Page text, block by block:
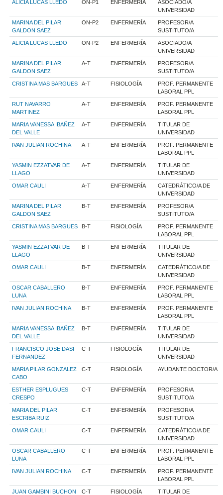
ALICIA LUCAS LLEDO ON-P1 ENFERMERÍA
ASOCIADO/A
UNIVERSIDAD
MARINA DEL PILAR
GALDON SAEZ
ON-P2 ENFERMERÍA
PROFESOR/A
SUSTITUTO/A
ALICIA LUCAS LLEDO ON-P2 ENFERMERÍA
ASOCIADO/A
UNIVERSIDAD
MARINA DEL PILAR
GALDON SAEZ
A-T ENFERMERÍA
PROFESOR/A
SUSTITUTO/A
CRISTINA MAS BARGUES A-T FISIOLOGÍA
PROF. PERMANENTE
LABORAL PPL
RUT NAVARRO
MARTINEZ
A-T ENFERMERÍA
PROF. PERMANENTE
LABORAL PPL
MARIA VANESSA IBAÑEZ
DEL VALLE
A-T ENFERMERÍA
TITULAR DE
UNIVERSIDAD
IVAN JULIAN ROCHINA A-T ENFERMERÍA
PROF. PERMANENTE
LABORAL PPL
YASMIN EZZATVAR DE
LLAGO
A-T ENFERMERÍA
TITULAR DE
UNIVERSIDAD
OMAR CAULI A-T ENFERMERÍA
CATEDRÁTICO/A DE
UNIVERSIDAD
MARINA DEL PILAR
GALDON SAEZ
B-T ENFERMERÍA
PROFESOR/A
SUSTITUTO/A
CRISTINA MAS BARGUES B-T FISIOLOGÍA
PROF. PERMANENTE
LABORAL PPL
YASMIN EZZATVAR DE
LLAGO
B-T ENFERMERÍA
TITULAR DE
UNIVERSIDAD
OMAR CAULI B-T ENFERMERÍA
CATEDRÁTICO/A DE
UNIVERSIDAD
OSCAR CABALLERO
LUNA
B-T ENFERMERÍA
PROF. PERMANENTE
LABORAL PPL
IVAN JULIAN ROCHINA B-T ENFERMERÍA
PROF. PERMANENTE
LABORAL PPL
MARIA VANESSA IBAÑEZ
DEL VALLE
B-T ENFERMERÍA
TITULAR DE
UNIVERSIDAD
FRANCISCO JOSE DASI
FERNANDEZ
C-T FISIOLOGÍA
TITULAR DE
UNIVERSIDAD
MARIA PILAR GONZALEZ
CABO
C-T FISIOLOGÍA AYUDANTE DOCTOR/A
ESTHER ESPLUGUES
CRESPO
C-T ENFERMERÍA
PROFESOR/A
SUSTITUTO/A
MARIA DEL PILAR
ESCRIBA RUIZ
C-T ENFERMERÍA
PROFESOR/A
SUSTITUTO/A
OMAR CAULI C-T ENFERMERÍA
CATEDRÁTICO/A DE
UNIVERSIDAD
OSCAR CABALLERO
LUNA
C-T ENFERMERÍA
PROF. PERMANENTE
LABORAL PPL
IVAN JULIAN ROCHINA C-T ENFERMERÍA
PROF. PERMANENTE
LABORAL PPL
JUAN GAMBINI BUCHON C-T FISIOLOGÍA
TITULAR DE